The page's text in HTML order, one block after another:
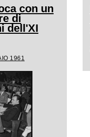
con un
di
dell'XI
1961